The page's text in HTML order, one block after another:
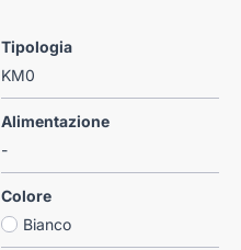
Tipologia
KM0
Alimentazione
-
Colore
Bianco